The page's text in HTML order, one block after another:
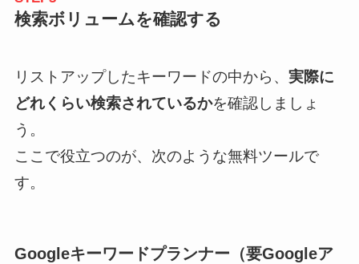
検索ボリュームを確認する
リストアップしたキーワードの中から、 実際に
どれくらい検索されているかを確認しましょ
う。
ここで役立つのが、次のような無料ツールで
す。
Googleキーワードプランナー（要Googleア